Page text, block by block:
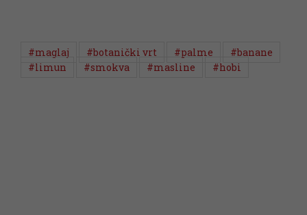
#maglaj #botanički vrt #palme
#banane
#limun
#smokva #masline #hobi